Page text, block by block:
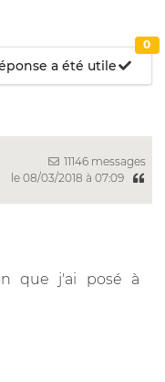
a été utile
0
11146 messages
le 08/03/2018 à 07:09
que j'ai posé à